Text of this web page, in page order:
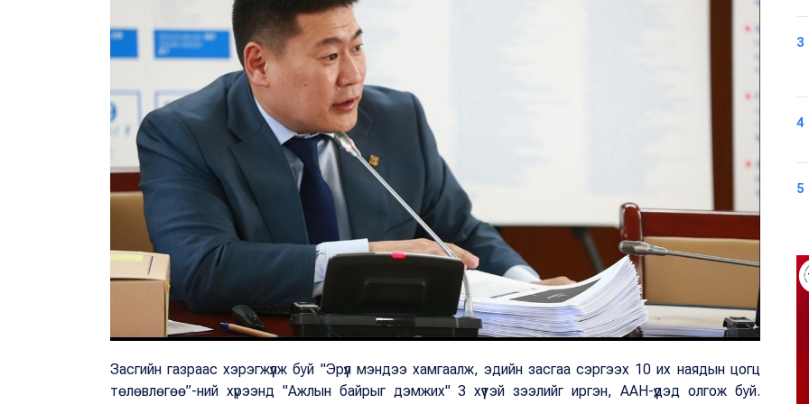
Засгийн газраас хэрэгжүүлж буй "Эрүүл мэндээ хамгаалж, эдийн засгаа сэргээх 10 их наядын цогц
төлөвлөгөө”-ний хүрээнд "Ажлын байрыг дэмжих" 3 хүүтэй зээлийг иргэн, ААН-үүдэд олгож буй.
3
4
5